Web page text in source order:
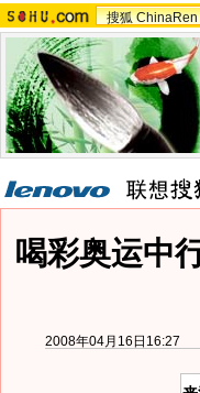
搜狐 ChinaRen
喝彩奥运中
2008年04月16日16:27